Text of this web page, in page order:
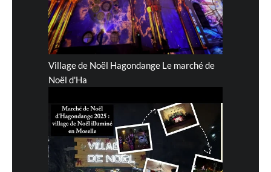
Village de Noël Hagondange Le marché de
Noël d'Ha